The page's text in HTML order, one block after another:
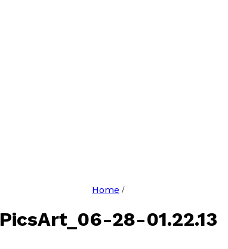
Home /
PicsArt_06-28-01.22.13